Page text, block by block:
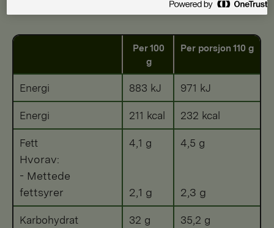
Per 100
g
Per porsjon 110 g
Energi 883 kJ 971 kJ
Energi 211 kcal 232 kcal
Fett
Hvorav:
- Mettede
fettsyrer
4,1 g
2,1 g
4,5 g
2,3 g
Karbohydrat 32 g 35,2 g